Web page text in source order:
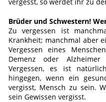
Brüder und Schwestern!
Zu vergessen ist
Krankheit; manchmal aber
Vergessen eines
Demenz oder
Vergessen, es ist
hingegen, wenn ein
vergisst, Mensch zu sein.
sein Gewissen vergisst.